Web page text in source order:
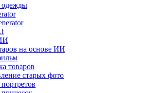
на основе ИИ
товаров
старых фото